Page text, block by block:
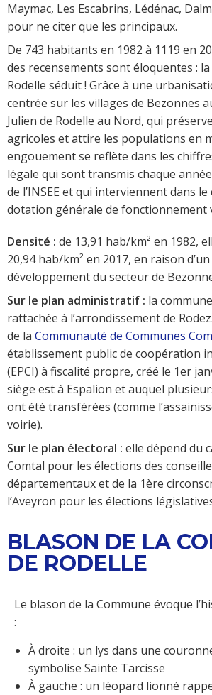
Maymac, Les Escabrins, Lédénac,
pour ne citer que les principaux.
De 743 habitants en 1982 à 1119 en
des recensements sont éloquentes :
Rodelle séduit ! Grâce à une
centrée sur les villages de Bezonnes
Julien de Rodelle au Nord, qui
agricoles et attire les populations en
engouement se reflète dans les
légale qui sont transmis chaque
de l’INSEE et qui interviennent dans le
dotation générale de fonctionnement
Densité : de 13,91 hab/km² en 1982,
20,94 hab/km² en 2017, en raison
développement du secteur de
Sur le plan administratif : la
rattachée à l’arrondissement de
de la Communauté de Communes
établissement public de coopération
(EPCI) à fiscalité propre, créé le 1er
siège est à Espalion et auquel
ont été transférées (comme
voirie).
Sur le plan électoral : elle dépend du
Comtal pour les élections des
départementaux et de la 1ère
l’Aveyron pour les élections
BLASON DE LA
DE RODELLE
Le blason de la Commune évoque
:
À droite : un lys dans une
symbolise Sainte Tarcisse
À gauche : un léopard lionné